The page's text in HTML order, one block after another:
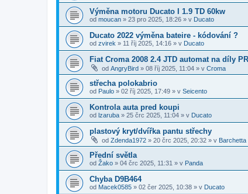
Výměna motoru Ducato I 1.9 TD 60kw
od moucan » 23 pro 2025, 18:26 » v Ducato
Ducato 2022 výměna bateire - kódování ?
od zvirek » 11 říj 2025, 14:16 » v Ducato
Fiat Croma 2008 2.4 JTD automat na díly
od AngryBird » 08 říj 2025, 11:04 » v Croma
střecha polokabrio
od Paulo » 02 říj 2025, 17:49 » v Seicento
Kontrola auta pred koupi
od lzaruba » 25 črc 2025, 11:04 » v Ducato
plastový kryt/dvířka pantu střechy
od Zdenda1972 » 20 črc 2025, 20:32 » v Barchetta
Přední světla
od Žako » 04 črc 2025, 11:31 » v Panda
Chyba D9B464
od Macek0585 » 02 čer 2025, 10:38 » v Ducato